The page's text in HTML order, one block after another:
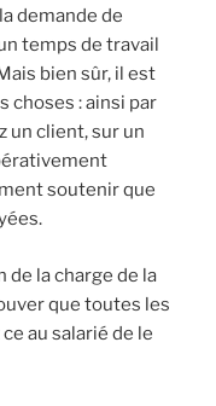
demande de
temps de travail
bien sûr, il est
choses : ainsi par
un client, sur un
soutenir que
de la charge de la
que toutes les
au salarié de le